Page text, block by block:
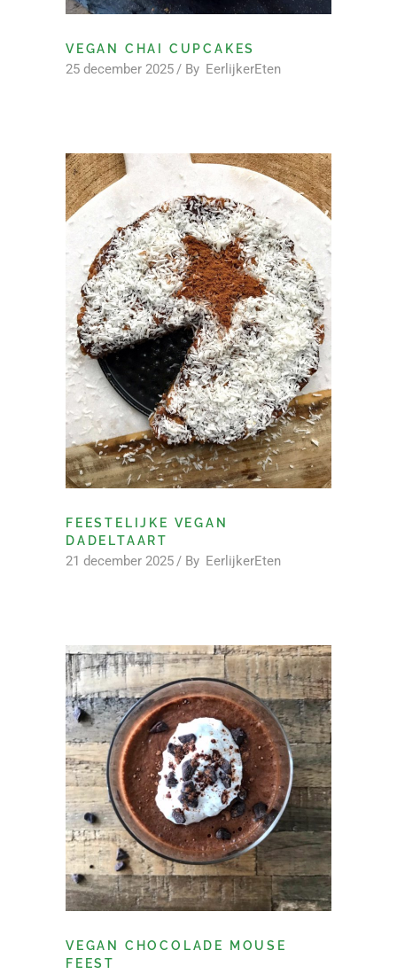
VEGAN CHAI CUPCAKES
25 december 2025 By EerlijkerEten
FEESTELIJKE VEGAN
DADELTAART
21 december 2025 By EerlijkerEten
VEGAN CHOCOLADE MOUSE
FEEST